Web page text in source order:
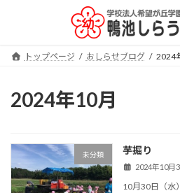
トップページ おしらせブログ 2024
2024年10月
未分類 芋掘り
2024年10月
10月30日（水